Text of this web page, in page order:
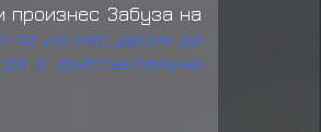
произнес Забуза на
то из нас двоих до
я действительно